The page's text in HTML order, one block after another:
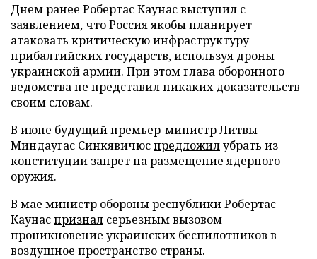
Днем ранее Робертас Каунас выступил с
заявлением, что Россия якобы планирует
атаковать критическую инфраструктуру
прибалтийских государств, используя дроны
украинской армии. При этом глава оборонного
ведомства не представил никаких доказательств
своим словам.
В июне будущий премьер-министр Литвы
Миндаугас Синкявичюспредложилубрать из
конституции запрет на размещение ядерного
оружия.
В мае министр обороны республики Робертас
Каунаспризнал серьезным вызовом
проникновение украинских беспилотников в
воздушное пространство страны.